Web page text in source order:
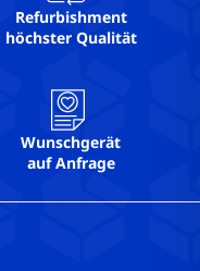
Refurbishment
höchster Qualität
Wunschgerät
auf Anfrage